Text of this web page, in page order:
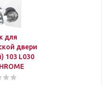
для
двери
103 L030